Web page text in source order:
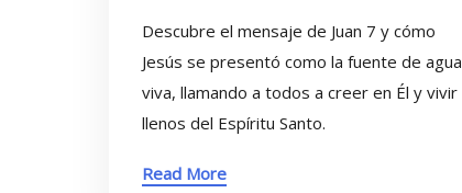
Descubre el mensaje de Juan 7 y cómo
Jesús se presentó como la fuente de agua
viva, llamando a todos a creer en Él y vivir
llenos del Espíritu Santo.
Read More